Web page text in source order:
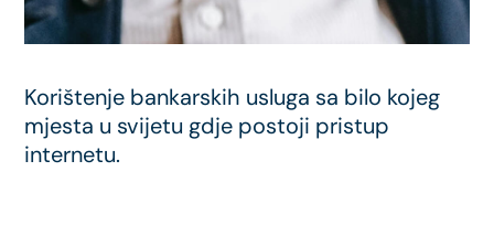
Korištenje bankarskih usluga sa bilo kojeg
mjesta u svijetu gdje postoji pristup
internetu.